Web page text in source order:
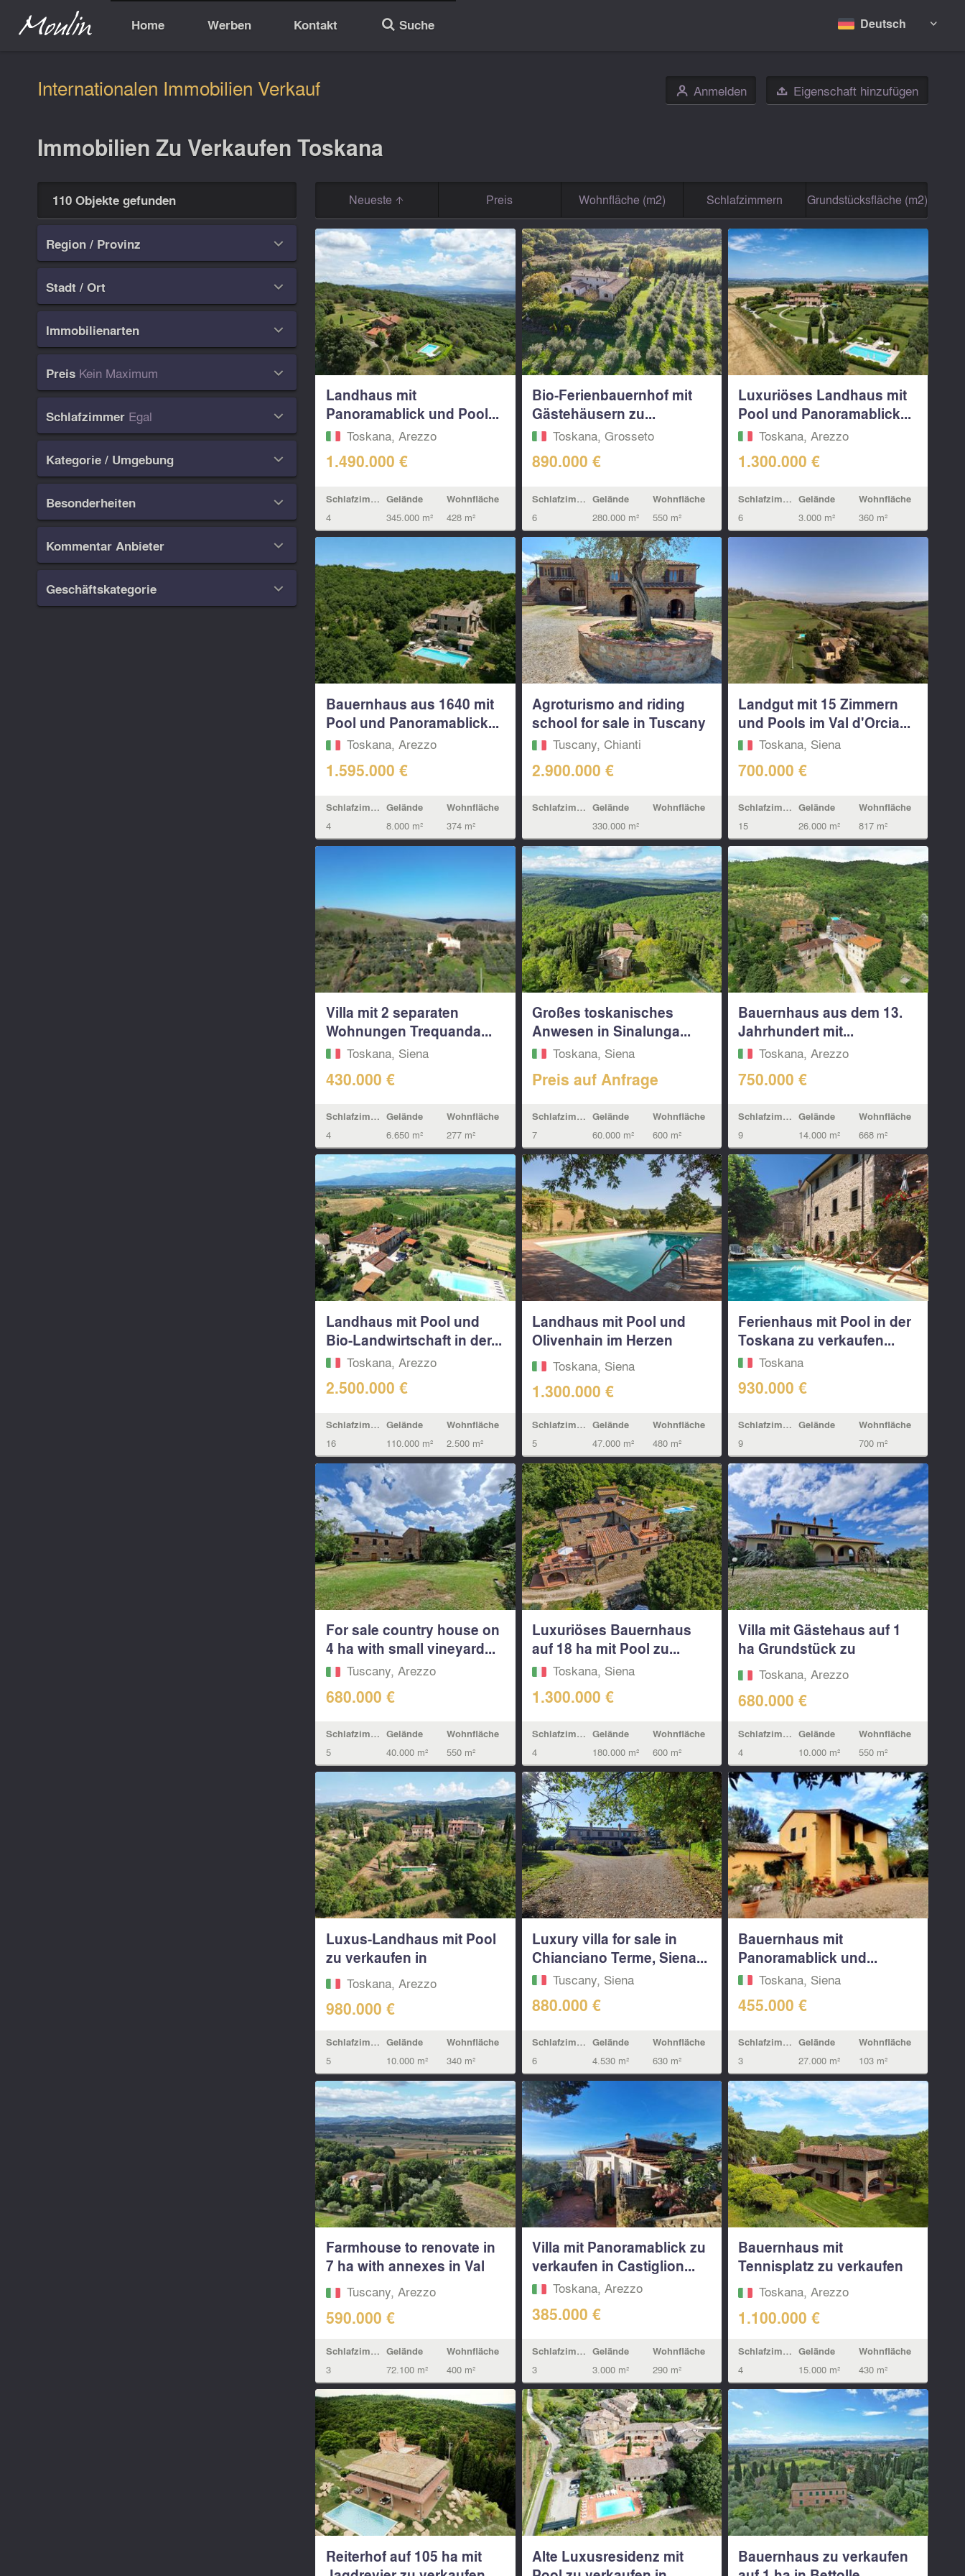
Home Werben Kontakt 🔎 Suche Deutsch 
Internationalen Immobilien Verkauf 👤 Anmelden  Eigenschaft hinzufügen
Immobilien Zu Verkaufen Toskana
110 Objekte gefunden
Region / Provinz 
Stadt / Ort 
Immobilienarten 
Preis Kein Maximum 
Schlafzimmer Egal 
Kategorie / Umgebung 
Besonderheiten 
Kommentar Anbieter 
Geschäftskategorie 
Neueste Preis Wohnfläche (m2) Schlafzimmern Grundstücksfläche (m2)
Landhaus mit
Panoramablick und Pool...
Toskana, Arezzo
1.490.000 €
Schlafzimmern
4
Gelände
345.000 m²
Wohnfläche
428 m²
Bio-Ferienbauernhof mit
Gästehäusern zu...
Toskana, Grosseto
890.000 €
Schlafzimmern
6
Gelände
280.000 m²
Wohnfläche
550 m²
Luxuriöses Landhaus mit
Pool und Panoramablick...
Toskana, Arezzo
1.300.000 €
Schlafzimmern
6
Gelände
3.000 m²
Wohnfläche
360 m²
Bauernhaus aus 1640 mit
Pool und Panoramablick...
Toskana, Arezzo
1.595.000 €
Schlafzimmern
4
Gelände
8.000 m²
Wohnfläche
374 m²
Agroturismo and riding
school for sale in Tuscany
Tuscany, Chianti
2.900.000 €
Schlafzimmern Gelände
330.000 m²
Wohnfläche
Landgut mit 15 Zimmern
und Pools im Val d'Orcia...
Toskana, Siena
700.000 €
Schlafzimmern
15
Gelände
26.000 m²
Wohnfläche
817 m²
Villa mit 2 separaten
Wohnungen Trequanda...
Toskana, Siena
430.000 €
Schlafzimmern
4
Gelände
6.650 m²
Wohnfläche
277 m²
Großes toskanisches
Anwesen in Sinalunga...
Toskana, Siena
Preis auf Anfrage
Schlafzimmern
7
Gelände
60.000 m²
Wohnfläche
600 m²
Bauernhaus aus dem 13.
Jahrhundert mit...
Toskana, Arezzo
750.000 €
Schlafzimmern
9
Gelände
14.000 m²
Wohnfläche
668 m²
Landhaus mit Pool und
Bio-Landwirtschaft in der...
Toskana, Arezzo
2.500.000 €
Schlafzimmern
16
Gelände
110.000 m²
Wohnfläche
2.500 m²
Landhaus mit Pool und
Olivenhain im Herzen
des...Toskana, Siena
1.300.000 €
Schlafzimmern
5
Gelände
47.000 m²
Wohnfläche
480 m²
Ferienhaus mit Pool in der
Toskana zu verkaufen...
Toskana
930.000 €
Schlafzimmern
9
Gelände Wohnfläche
700 m²
For sale country house on
4 ha with small vineyard...
Tuscany, Arezzo
680.000 €
Schlafzimmern
5
Gelände
40.000 m²
Wohnfläche
550 m²
Luxuriöses Bauernhaus
auf 18 ha mit Pool zu...
Toskana, Siena
1.300.000 €
Schlafzimmern
4
Gelände
180.000 m²
Wohnfläche
600 m²
Villa mit Gästehaus auf 1
ha Grundstück zu
verkaufen...
Toskana, Arezzo
680.000 €
Schlafzimmern
4
Gelände
10.000 m²
Wohnfläche
550 m²
Luxus-Landhaus mit Pool
zu verkaufen in
Monterchi...
Toskana, Arezzo
980.000 €
Schlafzimmern
5
Gelände
10.000 m²
Wohnfläche
340 m²
Luxury villa for sale in
Chianciano Terme, Siena...
Tuscany, Siena
880.000 €
Schlafzimmern
6
Gelände
4.530 m²
Wohnfläche
630 m²
Bauernhaus mit
Panoramablick und...
Toskana, Siena
455.000 €
Schlafzimmern
3
Gelände
27.000 m²
Wohnfläche
103 m²
Farmhouse to renovate in
7 ha with annexes in Val
di...Tuscany, Arezzo
590.000 €
Schlafzimmern
3
Gelände
72.100 m²
Wohnfläche
400 m²
Villa mit Panoramablick zu
verkaufen in Castiglion...
Toskana, Arezzo
385.000 €
Schlafzimmern
3
Gelände
3.000 m²
Wohnfläche
290 m²
Bauernhaus mit
Tennisplatz zu verkaufen
nahe Arezzo...
Toskana, Arezzo
1.100.000 €
Schlafzimmern
4
Gelände
15.000 m²
Wohnfläche
430 m²
Reiterhof auf 105 ha mit
Alte Luxusresidenz mit
Bauernhaus zu verkaufen